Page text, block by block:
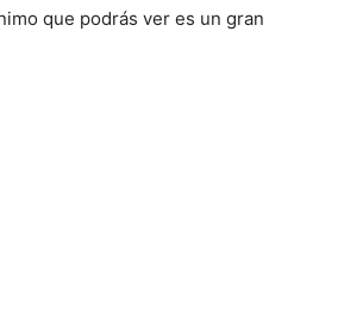
que podrás ver es un gran